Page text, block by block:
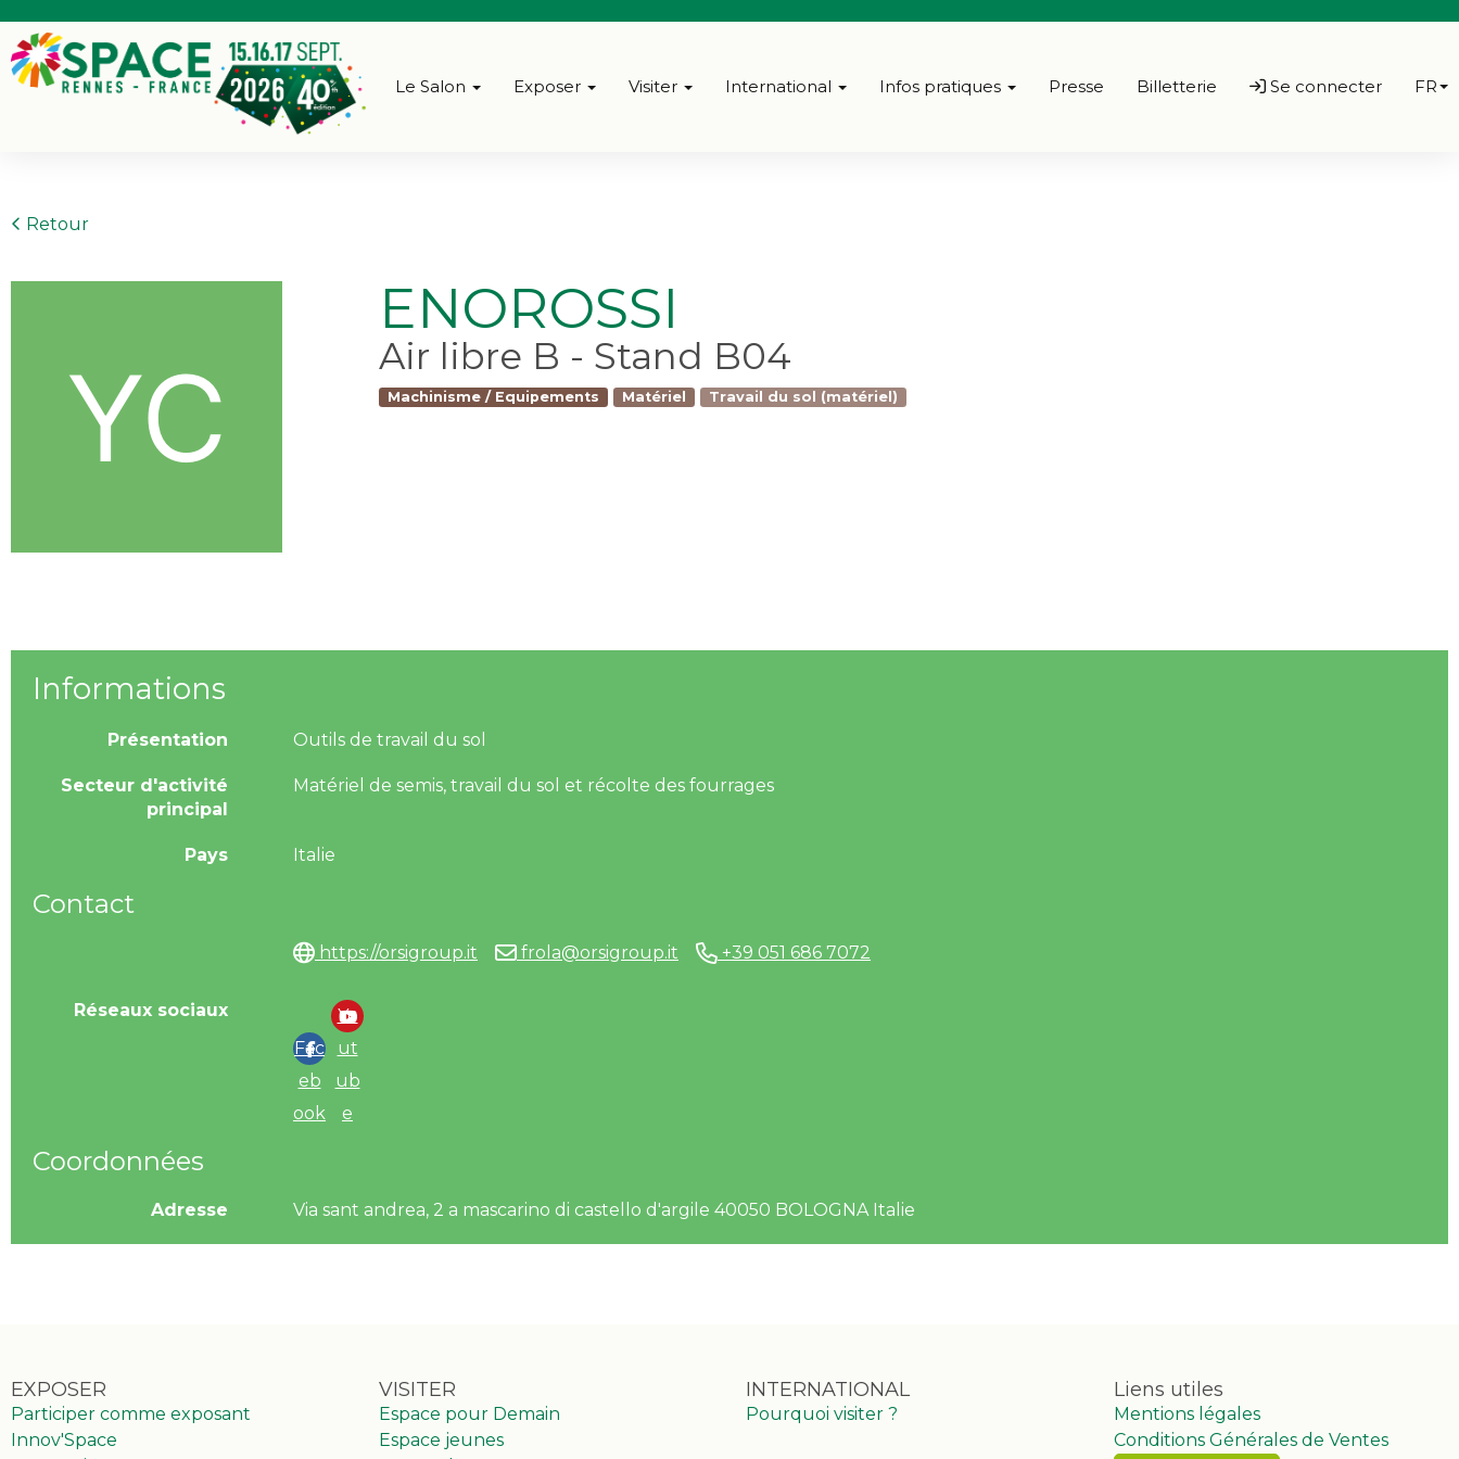
Le Salon Exposer Visiter International Infos pratiques Presse Billetterie Se connecter FR
Retour
ENOROSSI
Air libre B - Stand B04
Machinisme / Equipements Matériel Travail du sol (matériel)
Informations
Présentation Outils de travail du sol
Secteur d'activité
principal
Matériel de semis, travail du sol et récolte des fourrages
Pays Italie
Contact
https://orsigroup.it frola@orsigroup.it +39 051 686 7072
Réseaux sociaux
Fac
eb
ook
Yo
ut
ub
e
Coordonnées
Adresse Via sant andrea, 2 a mascarino di castello d'argile 40050 BOLOGNA Italie
EXPOSER
Participer comme exposant
Innov'Space
VISITER
Espace pour Demain
Espace jeunes
INTERNATIONAL
Pourquoi visiter ?
Liens utiles
Mentions légales
Conditions Générales de Ventes